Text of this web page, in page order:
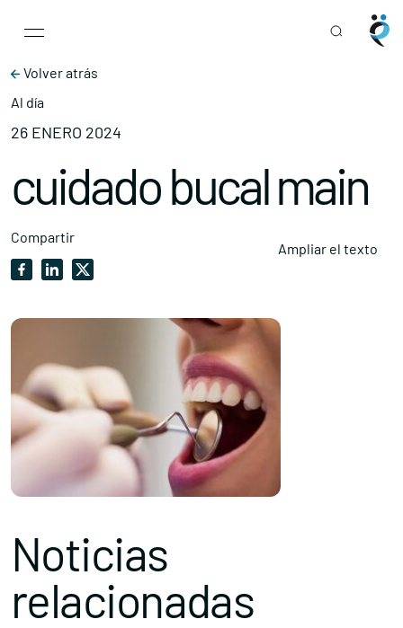
Main Navigation
Volver atrás
Al día
26 ENERO 2024
cuidado bucal main
Compartir
Ampliar el texto
Noticias
relacionadas